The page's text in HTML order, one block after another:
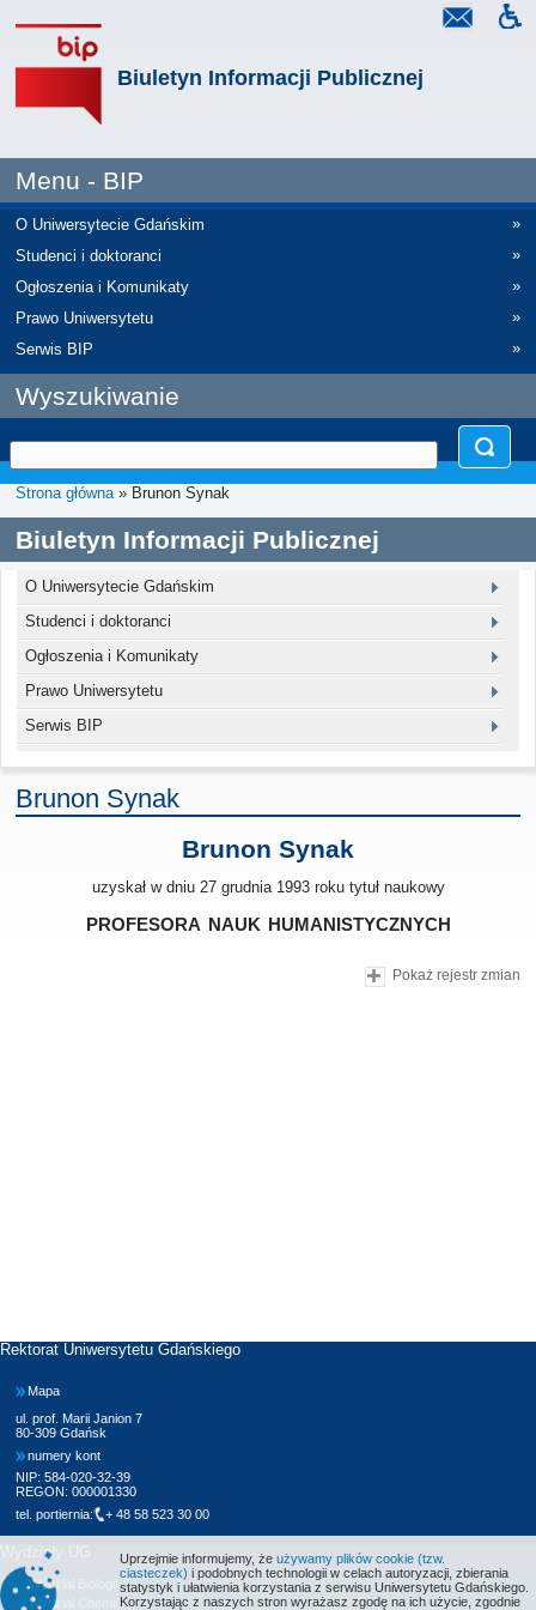
Biuletyn Informacji Publicznej
Menu - BIP
O Uniwersytecie Gdańskim
»
Studenci i doktoranci
»
Ogłoszenia i Komunikaty
»
Prawo Uniwersytetu
»
Serwis BIP
»
Wyszukiwanie
Strona główna» Brunon Synak
Biuletyn Informacji Publicznej
O Uniwersytecie Gdańskim
Studenci i doktoranci
Ogłoszenia i Komunikaty
Prawo Uniwersytetu
Serwis BIP
Brunon Synak
Brunon Synak
uzyskał w dniu 27 grudnia 1993 roku tytuł naukowy
profesora nauk humanistycznych
Pokaż rejestr zmian
Rektorat Uniwersytetu Gdańskiego
Mapa
ul. prof. Marii Janion 7
80-309 Gdańsk
numery kont
NIP: 584-020-32-39
REGON: 000001330
tel. portiernia:
+ 48 58 523 30 00
Wydziały UG
Wydział Biologii
Wydział Chemii
Uprzejmie informujemy, że używamy plików cookie (tzw.
ciasteczek) i podobnych technologii w celach autoryzacji, zbierania
statystyk i ułatwienia korzystania z serwisu Uniwersytetu Gdańskiego.
Korzystając z naszych stron wyrażasz zgodę na ich użycie, zgodnie